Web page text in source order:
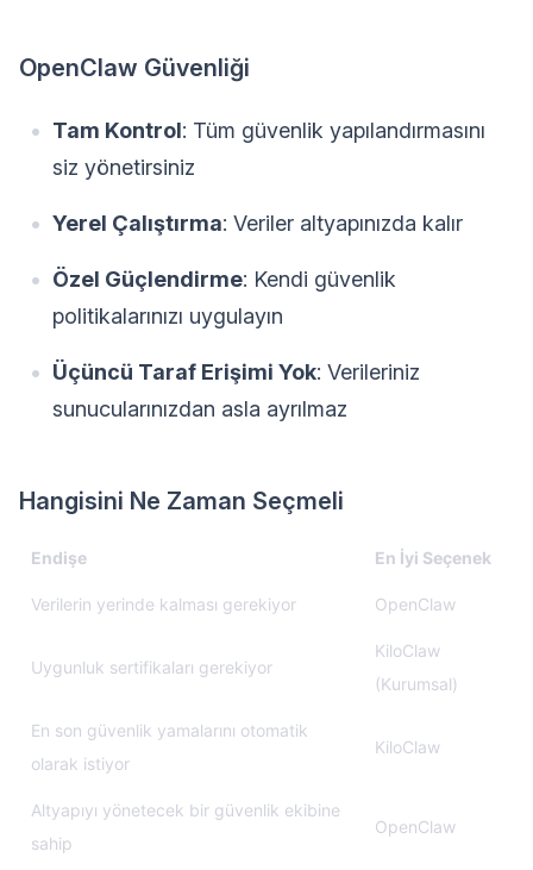
OpenClaw Güvenliği
Tam Kontrol: Tüm güvenlik yapılandırmasını
siz yönetirsiniz
Yerel Çalıştırma: Veriler altyapınızda kalır
Özel Güçlendirme: Kendi güvenlik
politikalarınızı uygulayın
Üçüncü Taraf Erişimi Yok: Verileriniz
sunucularınızdan asla ayrılmaz
Hangisini Ne Zaman Seçmeli
Endişe En İyi Seçenek
Verilerin yerinde kalması gerekiyor OpenClaw
Uygunluk sertifikaları gerekiyor
KiloClaw
(Kurumsal)
En son güvenlik yamalarını otomatik
olarak istiyor
KiloClaw
Altyapıyı yönetecek bir güvenlik ekibine
sahip
OpenClaw